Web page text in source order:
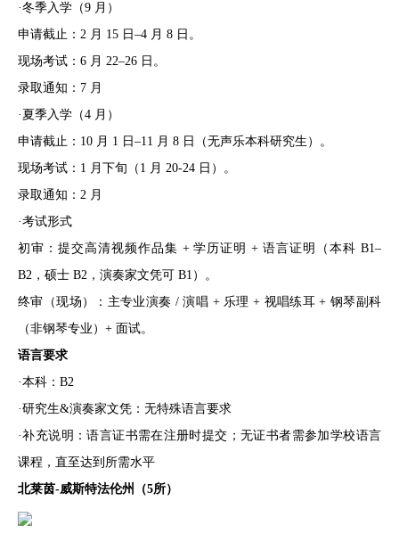
·冬季入学（9 月）
申请截止：2 月 15 日–4 月 8 日。
现场考试：6 月 22–26 日。
录取通知：7 月
·夏季入学（4 月）
申请截止：10 月 1 日–11 月 8 日（无声乐本科研究生）。
现场考试：1 月下旬（1 月 20-24 日）。
录取通知：2 月
·考试形式
初审：提交高清视频作品集 + 学历证明 + 语言证明（本科 B1–
B2，硕士 B2，演奏家文凭可 B1）。
终审（现场）：主专业演奏 / 演唱 + 乐理 + 视唱练耳 + 钢琴副科
（非钢琴专业）+ 面试。
语言要求
·本科：B2
·研究生&演奏家文凭：无特殊语言要求
·补充说明：语言证书需在注册时提交；无证书者需参加学校语言
课程，直至达到所需水平
北莱茵-威斯特法伦州（5所）